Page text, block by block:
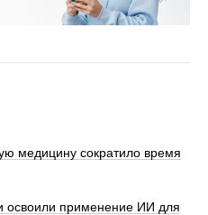
медицину сократило время
освоили применение ИИ для